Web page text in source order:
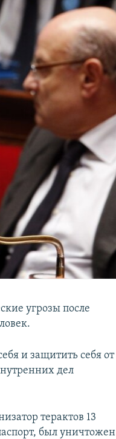
угрозы после
и защитить себя от
дел
терактов 13
был уничтожен